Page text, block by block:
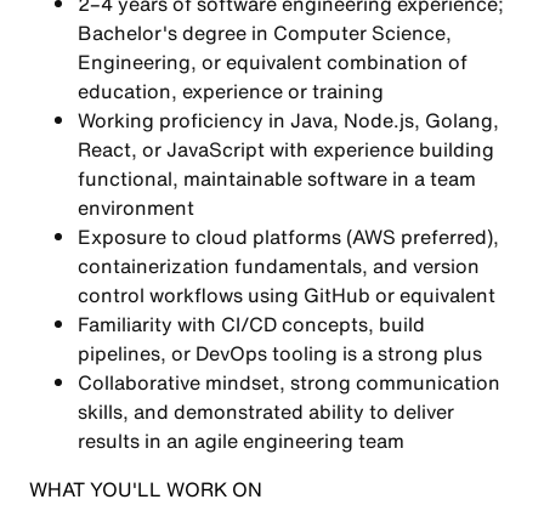
Bachelor's degree in Computer Science,
Engineering, or equivalent combination of
education, experience or training
Working proficiency in Java, Node.js, Golang,
React, or JavaScript with experience building
functional, maintainable software in a team
environment
Exposure to cloud platforms (AWS preferred),
containerization fundamentals, and version
control workflows using GitHub or equivalent
Familiarity with CI/CD concepts, build
pipelines, or DevOps tooling is a strong plus
Collaborative mindset, strong communication
skills, and demonstrated ability to deliver
results in an agile engineering team
WHAT YOU'LL WORK ON